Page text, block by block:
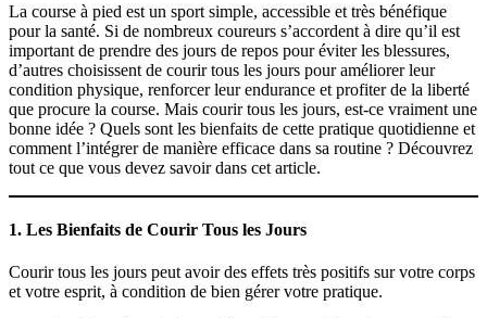
La course à pied est un sport simple, accessible et très bénéfique
pour la santé. Si de nombreux coureurs s’accordent à dire qu’il est
important de prendre des jours de repos pour éviter les blessures,
d’autres choisissent de courir tous les jours pour améliorer leur
condition physique, renforcer leur endurance et profiter de la liberté
que procure la course. Mais courir tous les jours, est-ce vraiment une
bonne idée ? Quels sont les bienfaits de cette pratique quotidienne et
comment l’intégrer de manière efficace dans sa routine ? Découvrez
tout ce que vous devez savoir dans cet article.
1. Les Bienfaits de Courir Tous les Jours
Courir tous les jours peut avoir des effets très positifs sur votre corps
et votre esprit, à condition de bien gérer votre pratique.